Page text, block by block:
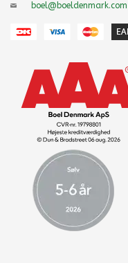
boel@boeldenmark.com